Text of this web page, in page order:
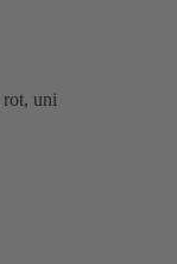
rot, uni